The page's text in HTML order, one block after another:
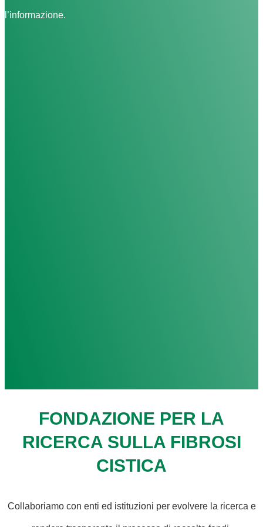
l’informazione.
FONDAZIONE PER LA
RICERCA SULLA FIBROSI
CISTICA
Collaboriamo con enti ed istituzioni per evolvere la ricerca e